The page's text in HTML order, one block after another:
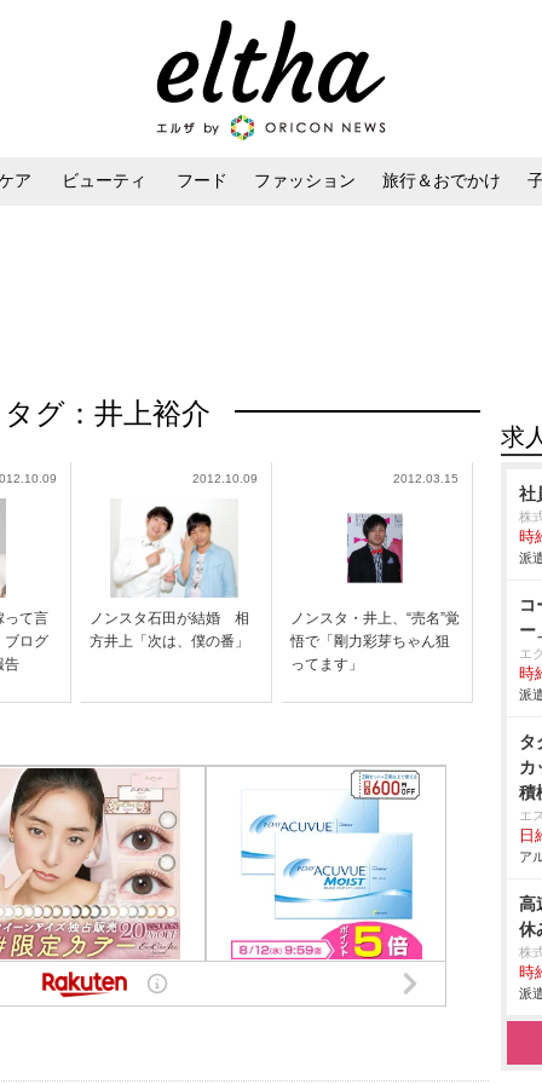
ア ビューティ フード ファッション 旅行＆おでかけ
タグ：井上裕介
って言
ログ
告
2012.10.09
ノンスタ石田が結婚 相
方井上「次は、僕の番」
2012.03.15
ノンスタ・井上、“売名”覚
悟で「剛力彩芽ちゃん狙
ってます」
求
社
株
時
派
コ
ー
エ
時
派
タ
カ
積
料
円
規
す
中
積
乗
エ
日
ア
高
休
株
時
派